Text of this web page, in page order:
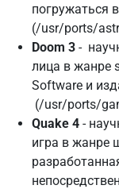
погружаться
(/usr/ports/
Doom 3 -
лица в жанре
Software и
(/usr/ports/
Quake 4 -
игра в жанре